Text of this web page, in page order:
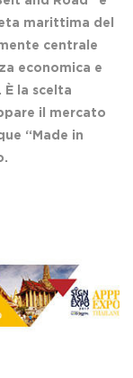
marittima del
centrale
economica e
È la scelta
il mercato
“Made in